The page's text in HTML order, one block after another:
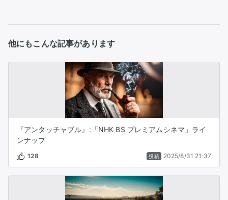
他にもこんな記事があります
『アンタッチャブル』:「NHK BS プレミアムシネマ」ライ
ンナップ
128 投稿 2025/8/31 21:37